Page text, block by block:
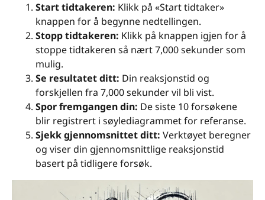
Start tidtakeren: Klikk på «Start tidtaker»
knappen for å begynne nedtellingen.
Stopp tidtakeren: Klikk på knappen igjen for å
stoppe tidtakeren så nært 7,000 sekunder som
mulig.
Se resultatet ditt: Din reaksjonstid og
forskjellen fra 7,000 sekunder vil bli vist.
Spor fremgangen din: De siste 10 forsøkene
blir registrert i søylediagrammet for referanse.
Sjekk gjennomsnittet ditt: Verktøyet beregner
og viser din gjennomsnittlige reaksjonstid
basert på tidligere forsøk.